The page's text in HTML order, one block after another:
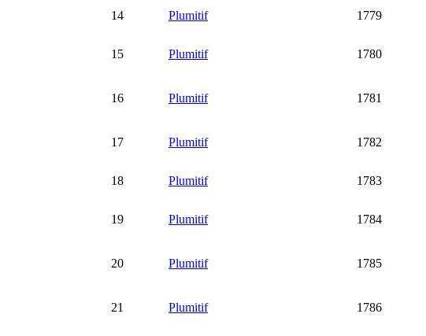
14 Plumitif 1779
15 Plumitif 1780
16 Plumitif 1781
17 Plumitif 1782
18 Plumitif 1783
19 Plumitif 1784
20 Plumitif 1785
21 Plumitif 1786